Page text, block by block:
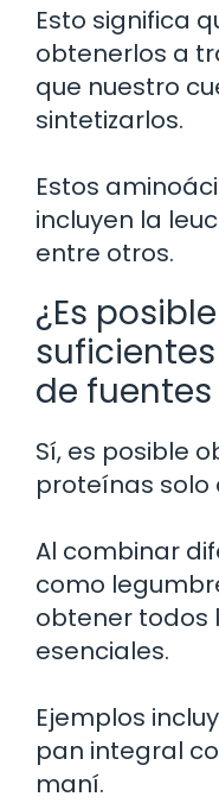
Esto significa
obtenerlos a
que nuestro
sintetizarlos.
Estos
incluyen la
entre otros.
¿Es
de
Sí, es posible
proteínas solo
Al combinar
como
obtener todos
esenciales.
Ejemplos
pan integral
maní.